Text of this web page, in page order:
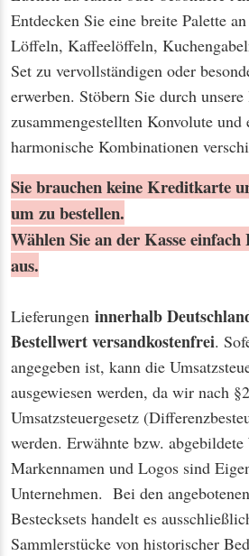
Entdecken Sie eine breite Palette
Löffeln, Kaffeelöffeln,
Set zu vervollständigen oder
erwerben. Stöbern Sie durch
zusammengestellten Konvolute und
harmonische Kombinationen
Sie brauchen keine Kreditkarte
um zu bestellen.
Wählen Sie an der Kasse einfach
aus.
Lieferungen innerhalb
Bestellwertversandkostenfrei.
angegeben ist, kann die
ausgewiesen werden, da wir nach
Umsatzsteuergesetz
werden. Erwähnte bzw. abgebildete
Markennamen und Logos sind
Unternehmen. Bei den
Bestecksets handelt es
Sammlerstücke von historischer